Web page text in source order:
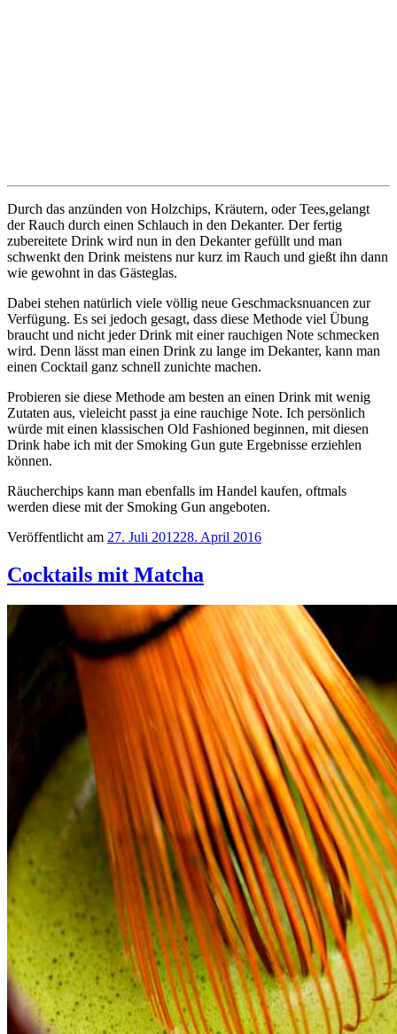
Durch das anzünden von Holzchips, Kräutern, oder Tees,gelangt
der Rauch durch einen Schlauch in den Dekanter. Der fertig
zubereitete Drink wird nun in den Dekanter gefüllt und man
schwenkt den Drink meistens nur kurz im Rauch und gießt ihn dann
wie gewohnt in das Gästeglas.
Dabei stehen natürlich viele völlig neue Geschmacksnuancen zur
Verfügung. Es sei jedoch gesagt, dass diese Methode viel Übung
braucht und nicht jeder Drink mit einer rauchigen Note schmecken
wird. Denn lässt man einen Drink zu lange im Dekanter, kann man
einen Cocktail ganz schnell zunichte machen.
Probieren sie diese Methode am besten an einen Drink mit wenig
Zutaten aus, vieleicht passt ja eine rauchige Note. Ich persönlich
würde mit einen klassischen Old Fashioned beginnen, mit diesen
Drink habe ich mit der Smoking Gun gute Ergebnisse erziehlen
können.
Räucherchips kann man ebenfalls im Handel kaufen, oftmals
werden diese mit der Smoking Gun angeboten.
Veröffentlicht am 27. Juli 201228. April 2016
Cocktails mit Matcha